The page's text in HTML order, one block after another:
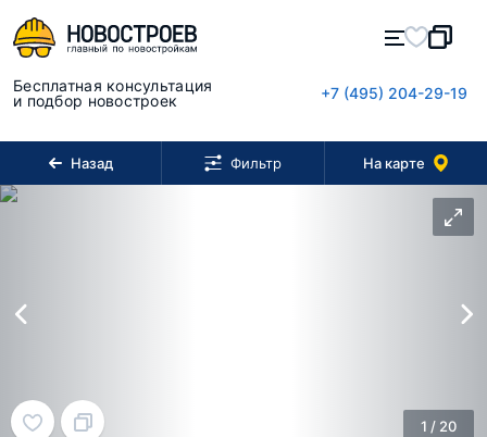
Бесплатная консультация
и подбор новостроек
+7 (495) 204-29-19
Назад Фильтр На карте
1 / 20